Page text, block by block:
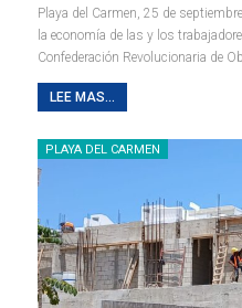
Playa del Carmen, 25 de
la economía de las y los
Confederación Revolucionaria de
LEE MAS...
PLAYA DEL CARMEN